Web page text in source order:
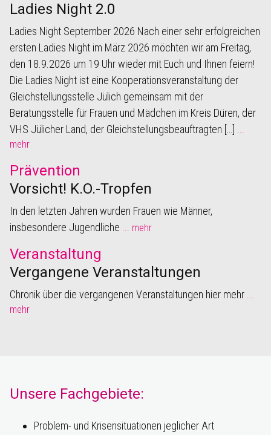
Ladies Night 2.0
Ladies Night September 2026 Nach einer sehr erfolgreichen
ersten Ladies Night im März 2026 möchten wir am Freitag,
den 18.9.2026 um 19 Uhr wieder mit Euch und Ihnen feiern!
Die Ladies Night ist eine Kooperationsveranstaltung der
Gleichstellungsstelle Jülich gemeinsam mit der
Beratungsstelle für Frauen und Mädchen im Kreis Düren, der
VHS Jülicher Land, der Gleichstellungsbeauftragten […]
...
mehr
Prävention
Vorsicht! K.O.-Tropfen
In den letzten Jahren wurden Frauen wie Männer,
insbesondere Jugendliche ... mehr
Veranstaltung
Vergangene Veranstaltungen
Chronik über die vergangenen Veranstaltungen hier mehr ...
mehr
Unsere Fachgebiete:
Problem- und Krisensituationen jeglicher Art